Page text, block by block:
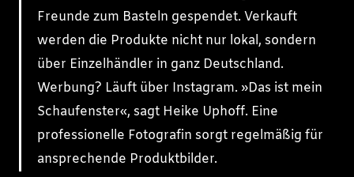
Freunde zum Basteln gespendet. Verkauft
werden die Produkte nicht nur lokal, sondern
über Einzelhändler in ganz Deutschland.
Werbung? Läuft über Instagram. »Das ist mein
Schaufenster«, sagt Heike Uphoff. Eine
professionelle Fotografin sorgt regelmäßig für
ansprechende Produktbilder.